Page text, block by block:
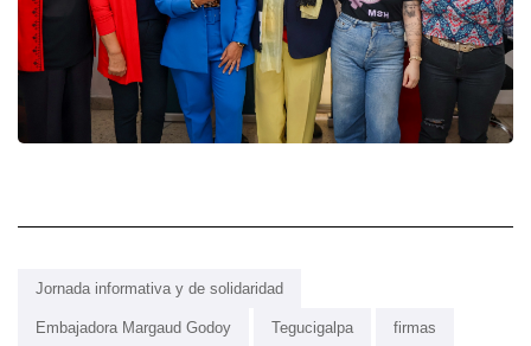
Jornada informativa y de solidaridad
Embajadora Margaud Godoy Tegucigalpa firmas